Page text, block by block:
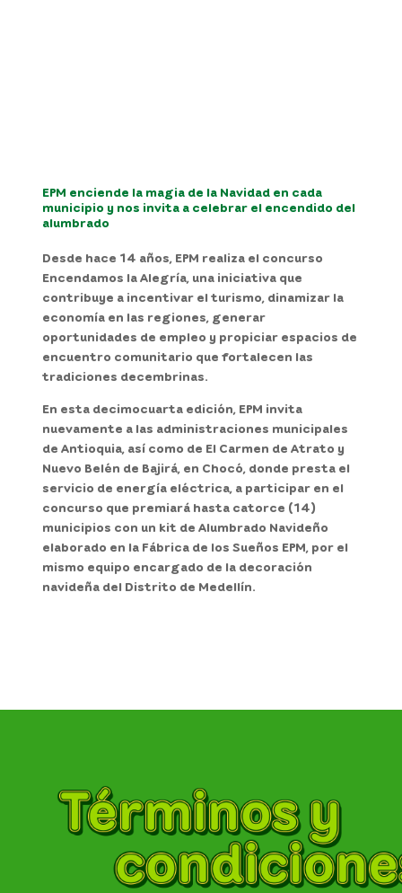
EPM enciende la magia de la Navidad en cada
municipio y nos invita a celebrar el encendido del
alumbrado
Desde hace 14 años, EPM realiza el concurso
Encendamos la Alegría, una iniciativa que
contribuye a incentivar el turismo, dinamizar la
economía en las regiones, generar
oportunidades de empleo y propiciar espacios de
encuentro comunitario que fortalecen las
tradiciones decembrinas.
En esta decimocuarta edición, EPM invita
nuevamente a las administraciones municipales
de Antioquia, así como de El Carmen de Atrato y
Nuevo Belén de Bajirá, en Chocó, donde presta el
servicio de energía eléctrica, a participar en el
concurso que premiará hasta catorce (14)
municipios con un kit de Alumbrado Navideño
elaborado en la Fábrica de los Sueños EPM, por el
mismo equipo encargado de la decoración
navideña del Distrito de Medellín.